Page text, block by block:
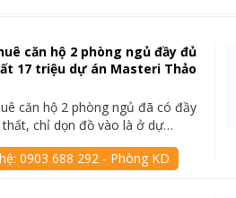
căn hộ 2 phòng ngủ đầy đủ
17 triệu dự án Masteri Thảo
căn hộ 2 phòng ngủ đã có đầy
chỉ dọn đồ vào là ở dự…
0903 688 292 - Phòng KD